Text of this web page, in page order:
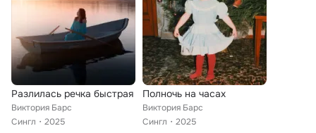
Разлилась речка быстрая
Виктория Барс
Сингл
2025
Полночь на часах
Виктория Барс
Сингл
2025